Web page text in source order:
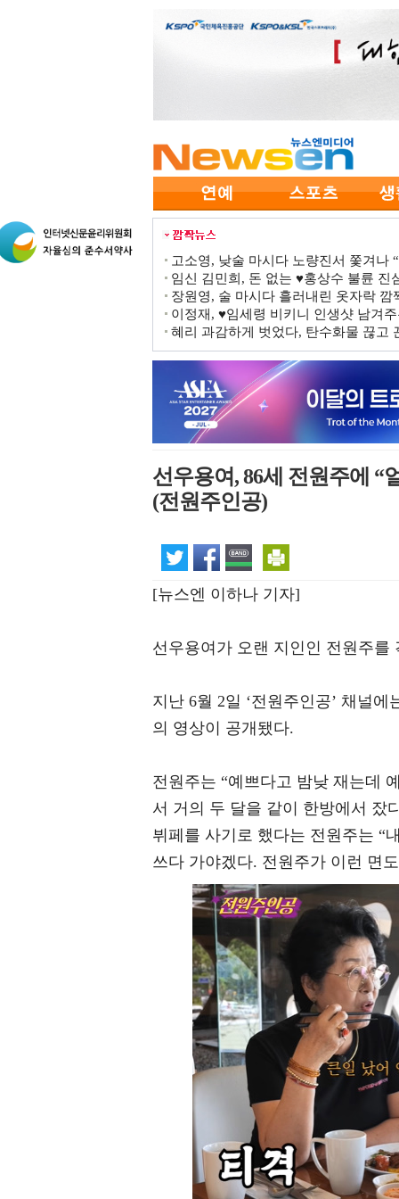
고소영, 낮술 마시다 노량진서 쫓겨나
임신 김민희, 돈 없는 ♥홍상수 불륜
장원영, 술 마시다 흘러내린 옷자락
이정재, ♥임세령 비키니 인생샷 남겨
혜리 과감하게 벗었다, 탄수화물 끊고
선우용여, 86세 전원주에
(전원주인공)
[뉴스엔 이하나 기자]
선우용여가 오랜 지인인 전원주를
지난 6월 2일 ‘전원주인공’ 채널
의 영상이 공개됐다.
전원주는 “예쁘다고 밤낮 재는데
서 거의 두 달을 같이 한방에서 잤
뷔페를 사기로 했다는 전원주는 “
쓰다 가야겠다. 전원주가 이런 면